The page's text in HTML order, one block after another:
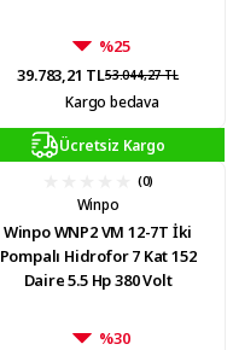
%25
39.783,21 TL53.044,27 TL
Kargo bedava
Ücretsiz Kargo
(0)
Winpo
Winpo WNP2 VM 12-7T İki
Pompalı Hidrofor 7 Kat 152
Daire 5.5 Hp 380 Volt
%30